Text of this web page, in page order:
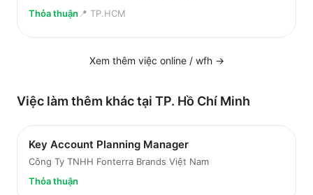
Thỏa thuận 📍 TP.HCM
Xem thêm việc online / wfh→
Việc làm thêm khác tại TP. Hồ Chí Minh
Key Account Planning Manager
Công Ty TNHH Fonterra Brands Việt Nam
Thỏa thuận